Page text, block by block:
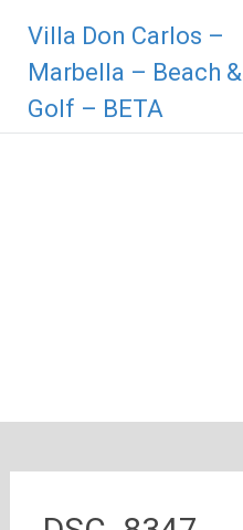
Inhalt
springen
Villa Don Carlos –
Marbella – Beach &
Golf – BETA